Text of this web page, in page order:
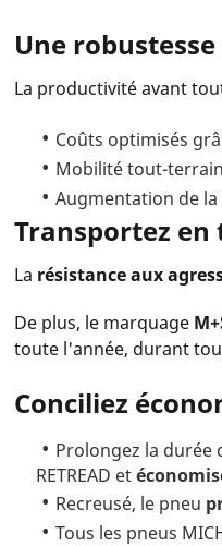
Une
La productivité avant
Coûts optimisés
Mobilité tout-
Augmentation de la
Transportez
La résistance aux
De plus, le marquage
toute l'année, durant
Conciliez
Prolongez la durée
RETREAD et
Recreusé, le pneu
Tous les pneus